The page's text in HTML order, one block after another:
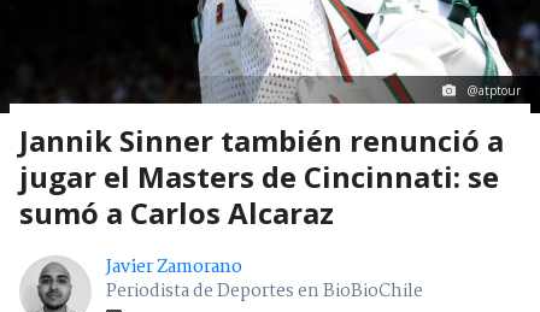
@atptour
Jannik Sinner también renunció a
jugar el Masters de Cincinnati: se
sumó a Carlos Alcaraz
Javier Zamorano
Periodista de Deportes en BioBioChile